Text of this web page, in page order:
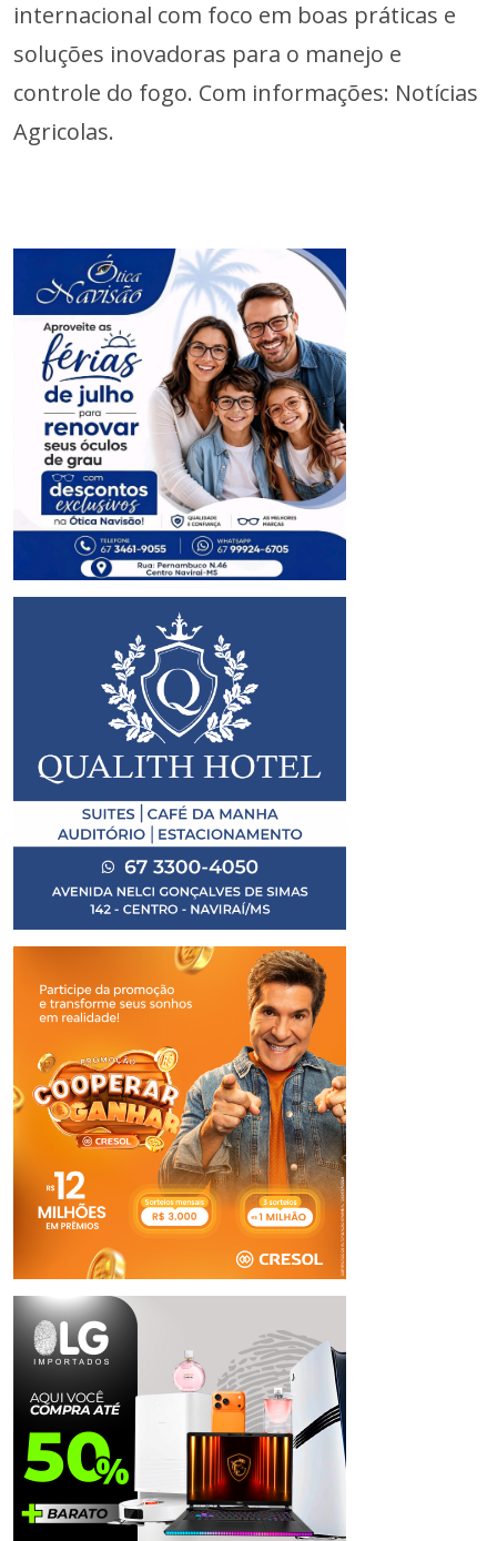
internacional com foco em boas práticas e
soluções inovadoras para o manejo e
controle do fogo. Com informações: Notícias
Agricolas.